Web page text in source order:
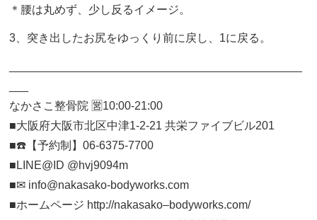
＊腰は丸めず、少し反るイメージ。
3、突き出したお尻をゆっくり前に戻し、1に戻る。
なかさこ整骨院 🈺10:00-21:00
■大阪府大阪市北区中津1-2-21 共栄ファイブビル201
■☎️【予約制】06-6375-7700
■LINE@ID @hvj9094m
■✉︎ info@nakasako-bodyworks.com
■ホームページ http://nakasako–bodyworks.com/